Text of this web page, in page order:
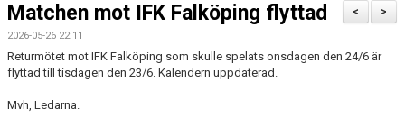
BILDGALLERI
DOKUMENT
KONTAKT
>
<
Matchen mot IFK Falköping flyttad
2026-05-26 22:11
Returmötet mot IFK Falköping som skulle spelats onsdagen den 24/6 är
flyttad till tisdagen den 23/6. Kalendern uppdaterad.
Mvh, Ledarna.